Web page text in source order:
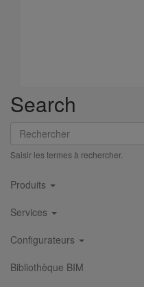
Search
Rechercher
Saisir les termes à rechercher.
Main
navigation
Produits
Services
Configurateurs
Bibliothèque BIM